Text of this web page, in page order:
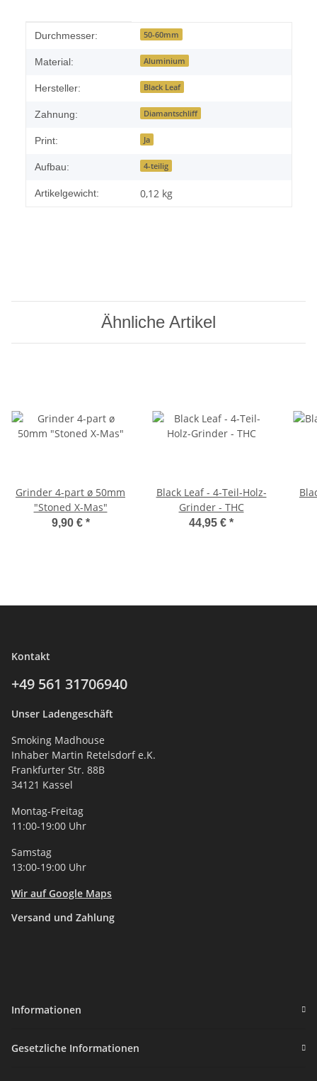
Produkteigenschaft
Wert
Durchmesser: 50-60mm
Material: Aluminium
Hersteller: Black Leaf
Zahnung: Diamantschliff
Print: Ja
Aufbau: 4-teilig
Artikelgewicht: 0,12 kg
Ähnliche Artikel
Grinder 4-part ø 50mm
"Stoned X-Mas"
9,90 € *
Black Leaf - 4-Teil-Holz-
Grinder - THC
44,95 € *
Kontakt
+49 561 31706940
Unser Ladengeschäft
Smoking Madhouse
Inhaber Martin Retelsdorf e.K.
Frankfurter Str. 88B
34121 Kassel
Montag-Freitag
11:00-19:00 Uhr
Samstag
13:00-19:00 Uhr
Wir auf Google Maps
Versand und Zahlung
Informationen
Gesetzliche Informationen